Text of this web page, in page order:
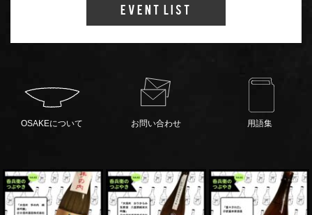
Event List
OSAKEについて お問い合わせ 用語集